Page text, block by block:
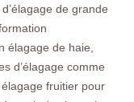
de grande
élagage de haie,
d’élagage comme
fruitier pour